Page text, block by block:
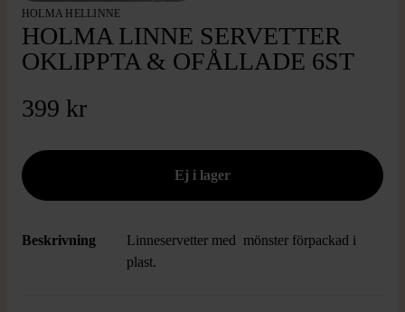
HOLMA HELLINNE
HOLMA LINNE SERVETTER
OKLIPPTA & OFÅLLADE 6ST
399 kr
Beskrivning
Linneservetter med mönster förpackad i
plast.